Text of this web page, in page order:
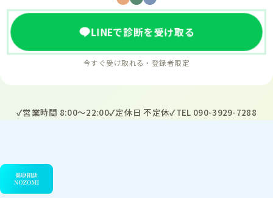
LINEで診断を受け取る
今すぐ受け取れる・登録者限定
営業時間 8:00〜22:00 定休日 不定休 TEL 090-3929-7288